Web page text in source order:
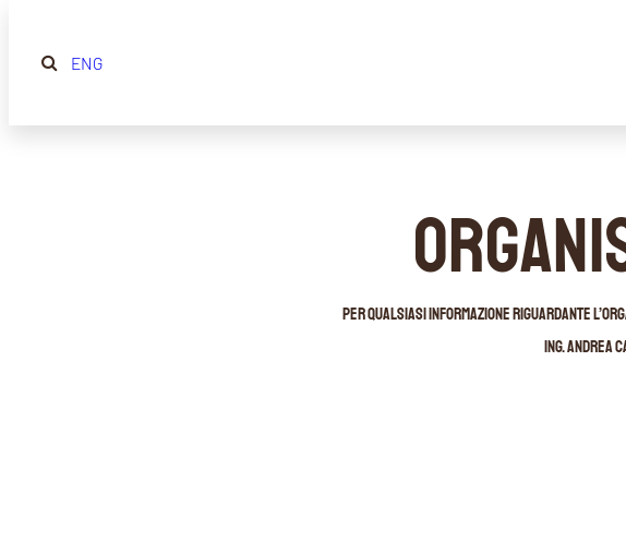
ENG
Per qualsiasi informazione riguardante
Ing. Andrea